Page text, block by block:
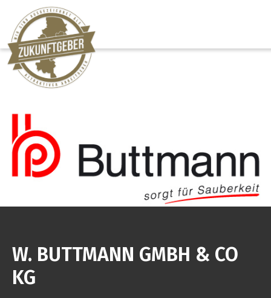
W. BUTTMANN GMBH & CO
KG